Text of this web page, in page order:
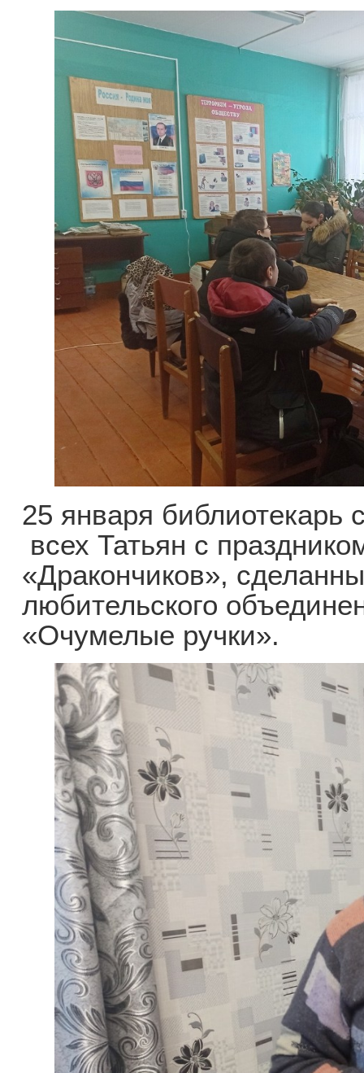
25 января библиотекарь
всех Татьян с
«Дракончиков»,
любительского
«Очумелые ручки».